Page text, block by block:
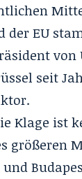
der EU
von
seit
Klage ist
größeren